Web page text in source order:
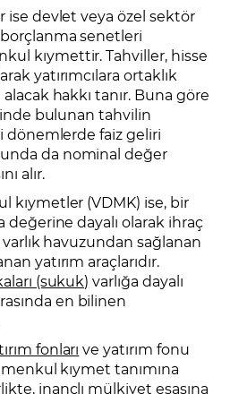
ise devlet veya özel sektör
borçlanma senetleri
kıymettir. Tahviller, hisse
yatırımcılara ortaklık
alacak hakkı tanır. Buna göre
bulunan tahvilin
dönemlerde faiz geliri
da nominal değer
alır.
kıymetler (VDMK) ise, bir
değerine dayalı olarak ihraç
havuzundan sağlanan
yatırım araçlarıdır.
(sukuk) varlığa dayalı
en bilinen
fonları ve yatırım fonu
kıymet tanımına
inançlı mülkiyet esasına